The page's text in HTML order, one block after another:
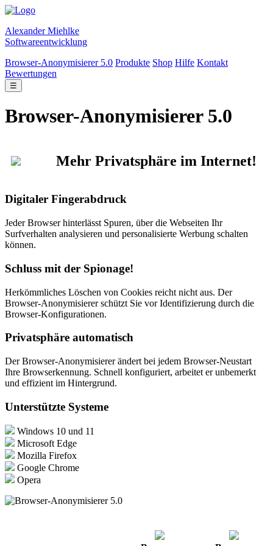
Alexander Miehlke
Softwareentwicklung
Browser-Anonymisierer 5.0 Produkte Shop Hilfe Kontakt
Bewertungen
☰
Browser-Anonymisierer 5.0
Mehr Privatsphäre im Internet!
Digitaler Fingerabdruck
Jeder Browser hinterlässt Spuren, über die Webseiten Ihr
Surfverhalten analysieren und personalisierte Werbung schalten
können.
Schluss mit der Spionage!
Herkömmliches Löschen von Cookies reicht nicht aus. Der
Browser-Anonymisierer schützt Sie vor Identifizierung durch die
Browser-Konfigurationen.
Privatsphäre automatisch
Der Browser-Anonymisierer ändert bei jedem Browser-Neustart
Ihre Browserkennung. Schnell konfiguriert, arbeitet er unbemerkt
und effizient im Hintergrund.
Unterstützte Systeme
Windows 10 und 11
Microsoft Edge
Mozilla Firefox
Google Chrome
Opera